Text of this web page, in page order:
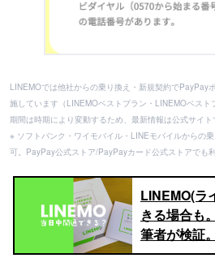
LINEMOでは他社からの乗り換え・新規契約でPayPay
施しています（LINEMOベストプラン・LINEMOベスト
期間は時期により変動するため、最新情報は公式サイト
※ ソフトバンク・ワイモバイル・LINEモバイルからの
可。PayPay公式ストア/PayPayカード公式ストアでも利
LINEMO(ラ
きる場合も
筆者が検証。